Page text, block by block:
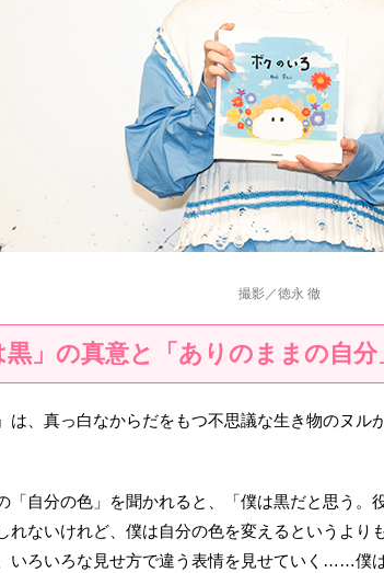
撮影／徳永 徹
黒」の真意と「ありのままの自
は、真っ白なからだをもつ不思議な生き物のヌル
「自分の色」を聞かれると、「僕は黒だと思う。
れないけれど、僕は自分の色を変えるというより
いろいろな見せ方で違う表情を見せていく……僕